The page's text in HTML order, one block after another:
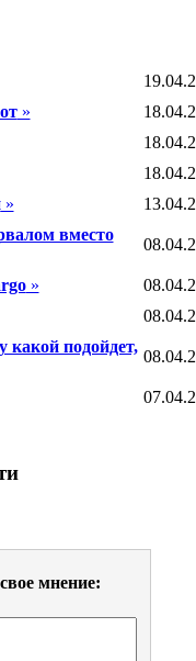
»
»
вместо
»
какой подойдет,
мнение: